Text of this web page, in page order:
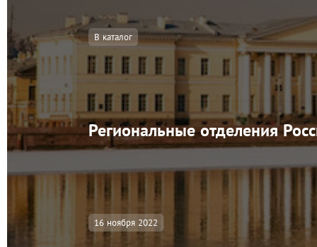
В каталог
Региональные отделения
16 ноября 2022